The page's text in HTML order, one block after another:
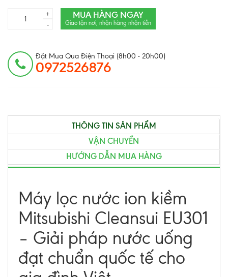
+
-
MUA HÀNG NGAY
Giao tận nơi, nhận hàng nhận tiền
Đặt Mua Qua Điện Thoại (8h00 - 20h00)
0972526876
THÔNG TIN SẢN PHẨM
VẬN CHUYỂN
HƯỚNG DẪN MUA HÀNG
Máy lọc nước ion kiềm
Mitsubishi Cleansui EU301
– Giải pháp nước uống
đạt chuẩn quốc tế cho